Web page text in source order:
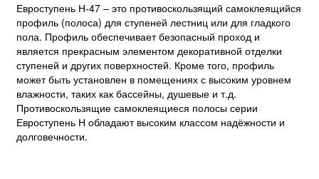
Евроступень Н-47 – это противоскользящий самоклеящийся
профиль (полоса) для ступеней лестниц или для гладкого
пола. Профиль обеспечивает безопасный проход и
является прекрасным элементом декоративной отделки
ступеней и других поверхностей. Кроме того, профиль
может быть установлен в помещениях с высоким уровнем
влажности, таких как бассейны, душевые и т.д.
Противоскользящие самоклеящиеся полосы серии
Евроступень Н обладают высоким классом надёжности и
долговечности.